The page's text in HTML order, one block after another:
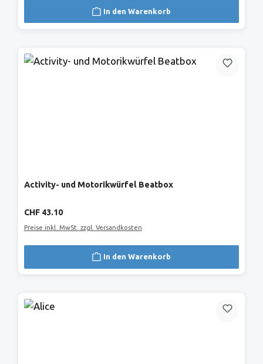
In den Warenkorb
Activity- und Motorikwürfel Beatbox
Regulärer Preis:
CHF 43.10
Preise inkl. MwSt. zzgl. Versandkosten
In den Warenkorb